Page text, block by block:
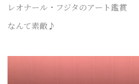
レオナール・フジタのアート鑑賞
なんて素敵♪